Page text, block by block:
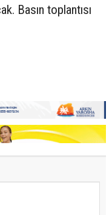
Basın toplantısı